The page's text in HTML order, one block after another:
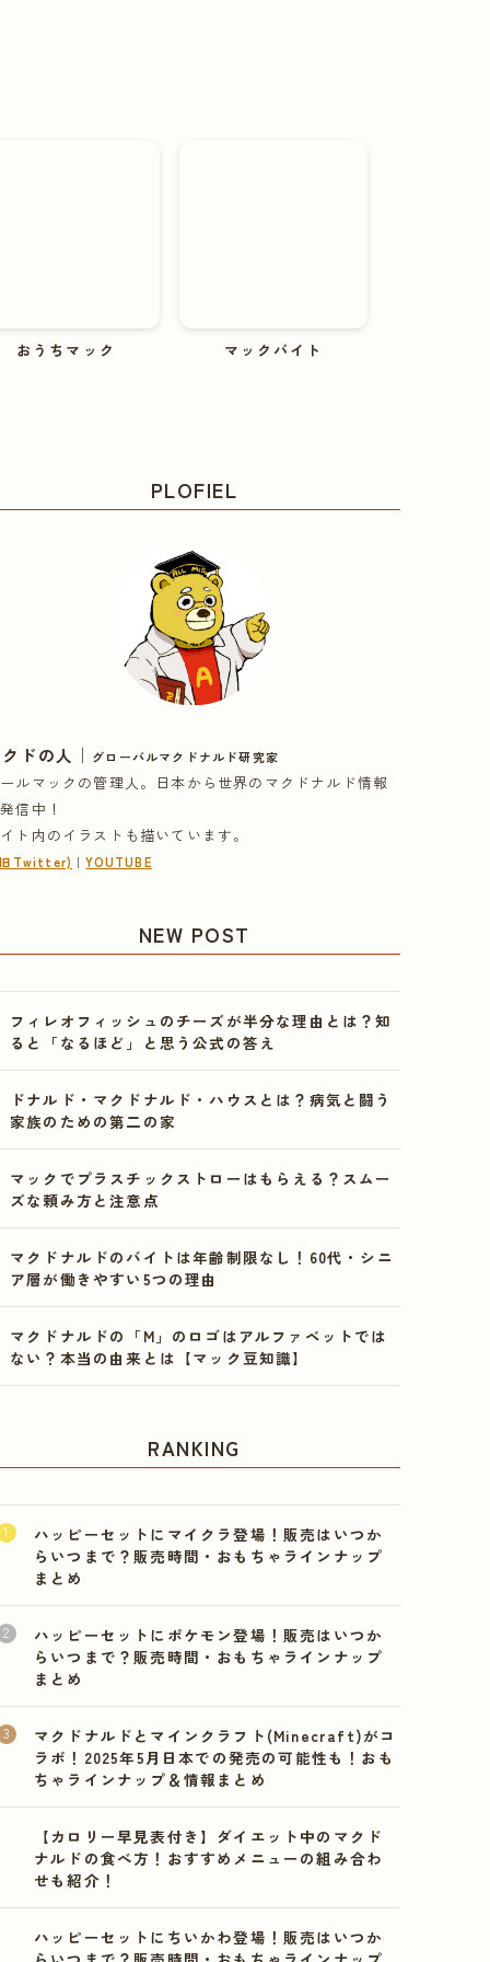
おうちマック マックバイト
PLOFIEL
ドの人 ｜ グローバルマクドナルド研究家
ルマックの管理人。日本から世界のマクドナルド情報
信中！
ト内のイラストも描いています。
Twitter) ｜YOUTUBE
NEW POST
フィレオフィッシュのチーズが半分な理由とは？知
ると「なるほど」と思う公式の答え
ドナルド・マクドナルド・ハウスとは？病気と闘う
家族のための第二の家
マックでプラスチックストローはもらえる？スムー
ズな頼み方と注意点
マクドナルドのバイトは年齢制限なし！60代・シニ
ア層が働きやすい5つの理由
マクドナルドの「M」のロゴはアルファベットでは
ない？本当の由来とは【マック豆知識】
RANKING
ハッピーセットにマイクラ登場！販売はいつか
らいつまで？販売時間・おもちゃラインナップ
まとめ
ハッピーセットにポケモン登場！販売はいつか
らいつまで？販売時間・おもちゃラインナップ
まとめ
マクドナルドとマインクラフト(Minecraft)がコ
ラボ！2025年5月日本での発売の可能性も！おも
ちゃラインナップ＆情報まとめ
【カロリー早見表付き】ダイエット中のマクド
ナルドの食べ方！おすすめメニューの組み合わ
せも紹介！
ハッピーセットにちいかわ登場！販売はいつか